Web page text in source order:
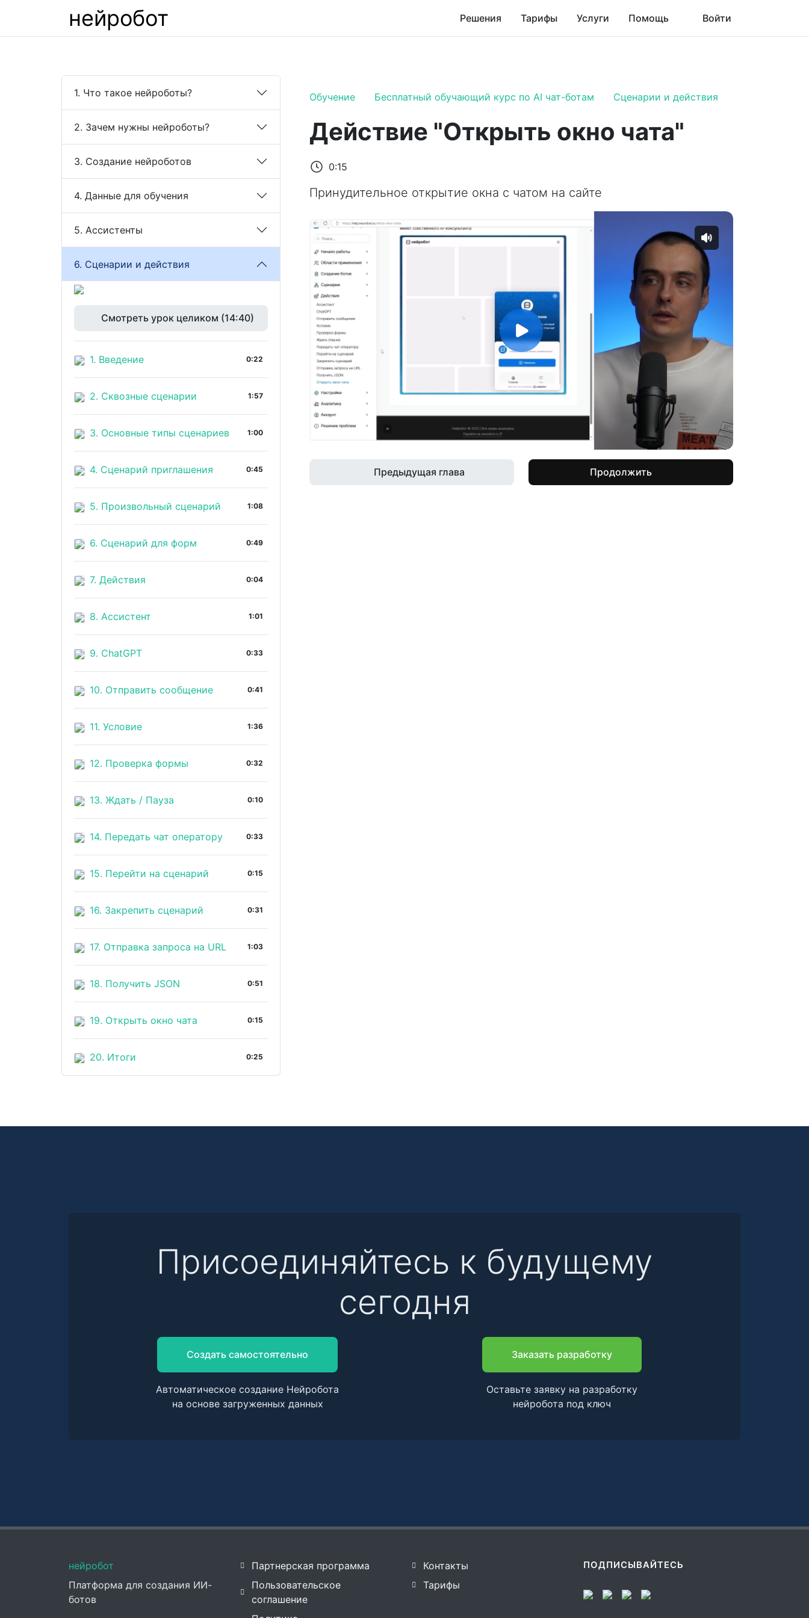
нейробот Решения Тарифы Услуги Помощь Войти
1. Что такое нейроботы?
2. Зачем нужны нейроботы?
3. Создание нейроботов
4. Данные для обучения
5. Ассистенты
6. Сценарии и действия
Смотреть урок целиком (14:40)
1. Введение 0:22
2. Сквозные сценарии 1:57
3. Основные типы сценариев 1:00
4. Сценарий приглашения 0:45
5. Произвольный сценарий 1:08
6. Сценарий для форм 0:49
7. Действия 0:04
8. Ассистент 1:01
9. ChatGPT 0:33
10. Отправить сообщение 0:41
11. Условие 1:36
12. Проверка формы 0:32
13. Ждать / Пауза 0:10
14. Передать чат оператору 0:33
15. Перейти на сценарий 0:15
16. Закрепить сценарий 0:31
17. Отправка запроса на URL 1:03
18. Получить JSON 0:51
19. Открыть окно чата 0:15
20. Итоги 0:25
Обучение Бесплатный обучающий курс по AI чат-ботам Сценарии и действия
Действие "Открыть окно чата"
0:15
Принудительное открытие окна с чатом на сайте
Предыдущая глава Продолжить
Присоединяйтесь к будущему
сегодня
Создать самостоятельно
Автоматическое создание Нейробота
на основе загруженных данных
Заказать разработку
Оставьте заявку на разработку
нейробота под ключ
нейробот
Платформа для создания ИИ-
ботов
Партнерская программа
Пользовательское
соглашение
Контакты
Тарифы
ПОДПИСЫВАЙТЕСЬ